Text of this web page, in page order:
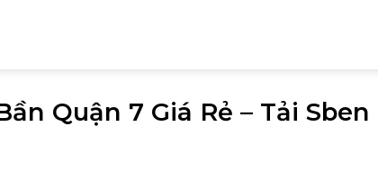
Quận 7 Giá Rẻ – Tải Sben